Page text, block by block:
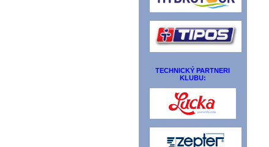
TECHNICKÝ PARTNERI
KLUBU: